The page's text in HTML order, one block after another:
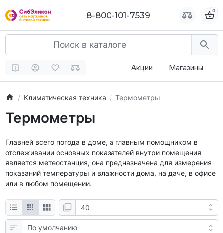
8-800-101-7539 0
Акции Магазины
Климатическая техника Термометры
Термометры
Главней всего погода в доме, а главным помощником в
отслеживании основных показателей внутри помещения
является метеостанция, она предназначена для измерения
показаний температуры и влажности дома, на даче, в офисе
или в любом помещении.
8-800-101-7539 0